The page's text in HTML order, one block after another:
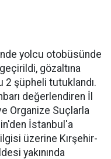
yolcu otobüsünde
gözaltına
2 şüpheli tutuklandı.
değerlendiren İl
Organize Suçlarla
İstanbul'a
üzerine Kırşehir-
yakınında